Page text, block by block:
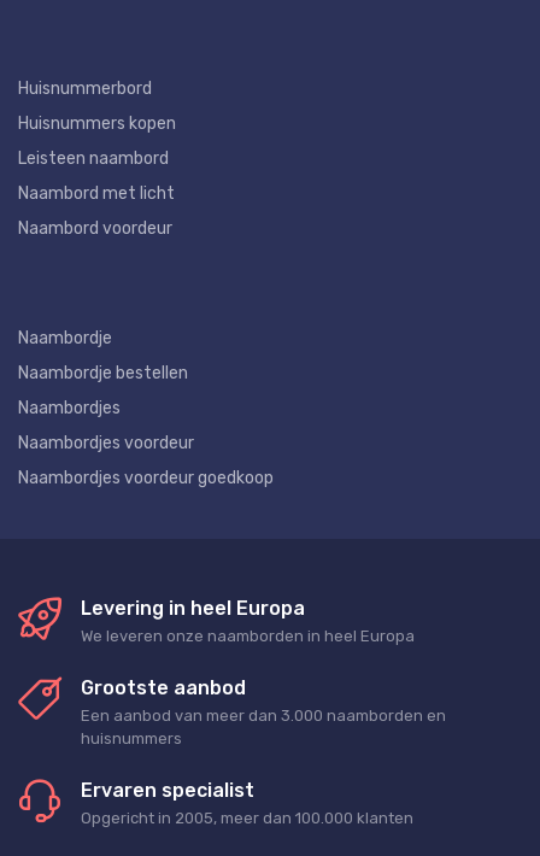
Huisnummerbord
Huisnummers kopen
Leisteen naambord
Naambord met licht
Naambord voordeur
Naambordje
Naambordje bestellen
Naambordjes
Naambordjes voordeur
Naambordjes voordeur goedkoop
Levering in heel Europa
We leveren onze naamborden in heel Europa
Grootste aanbod
Een aanbod van meer dan 3.000 naamborden en
huisnummers
Ervaren specialist
Opgericht in 2005, meer dan 100.000 klanten